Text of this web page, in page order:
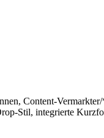
Content-
Stil, integrierte